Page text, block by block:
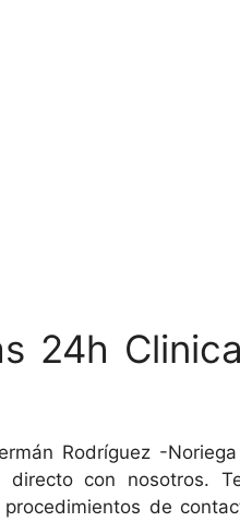
24h
Rodríguez -
con nosotros.
de